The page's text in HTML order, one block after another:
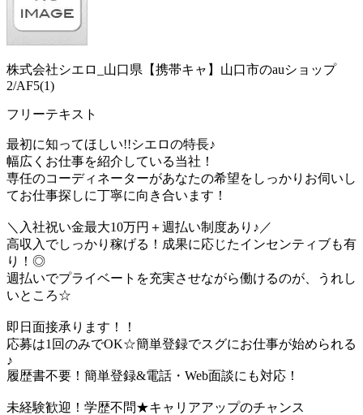
株式会社シエロ_山口県【携帯キャ】山口市のauショップ
2/AF5(1)
フリーテキスト
最初に知ってほしい!!シエロの特長♪
幅広くお仕事を紹介している当社！
専任のコーディネーターがあなたの希望をしっかりお伺いし
てお仕事探しに丁寧に向き合います！
＼入社祝い金最大10万円＋週払い制度あり♪／
高収入でしっかり稼げる！成果に応じたインセンティブも有
り！◎
週払いでプライベートを充実させながら働けるのが、うれし
いところ☆
即日面接承ります！！
応募は1回のみでOK☆簡単登録でスグにお仕事が始められる
♪
履歴書不要！簡単登録&電話・Web面談にも対応！
未経験歓迎！学歴不問★キャリアアップのチャンス